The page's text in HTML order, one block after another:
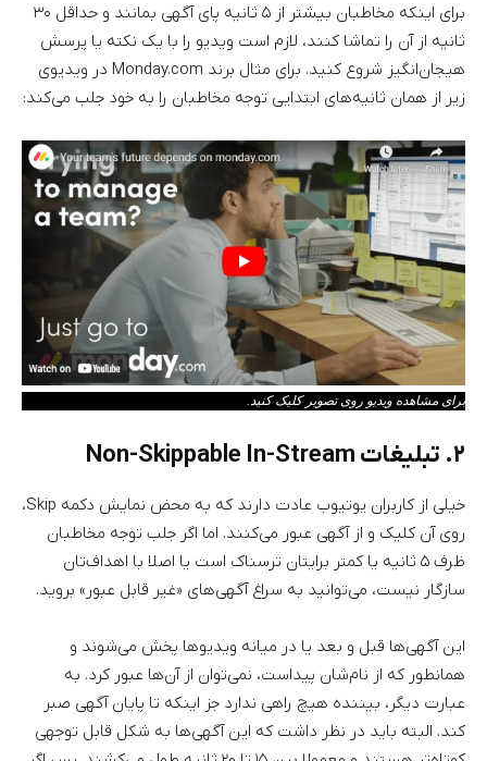
برای اینکه مخاطبان بیشتر از ۵ ثانیه پای آگهی بمانند و حداقل ۳۰
ثانیه از آن را تماشا کنند، لازم است ویدیو را با یک نکته یا پرسش
هیجان‌انگیز شروع کنید. برای مثال برند Monday.com در ویدیوی
زیر از همان ثانیه‌های ابتدایی توجه مخاطبان را به خود جلب می‌کند:
برای مشاهده ویدیو روی تصویر کلیک کنید.
۲. تبلیغات Non-Skippable In-Stream
خیلی از کاربران یوتیوب عادت دارند که به محض نمایش دکمه Skip،
روی آن کلیک و از آگهی عبور می‌کنند. اما اگر جلب توجه مخاطبان
ظرف ۵ ثانیه یا کمتر برایتان ترسناک است یا اصلا با اهداف‌تان
سازگار نیست، می‌توانید به سراغ آگهی‌های «غیر قابل عبور» بروید.
این آگهی‌ها قبل و بعد یا در میانه ویدیوها پخش می‌شوند و
همانطور که از نام‌شان پیداست، نمی‌توان از آن‌ها عبور کرد. به
عبارت دیگر، بیننده هیچ راهی ندارد جز اینکه تا پایان آگهی صبر
کند. البته باید در نظر داشت که این آگهی‌ها به شکل قابل توجهی